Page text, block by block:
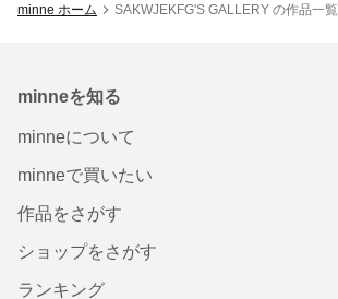
minne ホーム SAKWJEKFG'S GALLERY の作品一覧
minneを知る
minneについて
minneで買いたい
作品をさがす
ショップをさがす
ランキング